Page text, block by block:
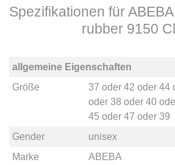
Spezifikationen für
rubber 9150
allgemeine Eigenschaften
Größe
37 oder 42 oder 44
oder 38 oder 40
45 oder 47 oder 39
Gender
unisex
Marke
ABEBA